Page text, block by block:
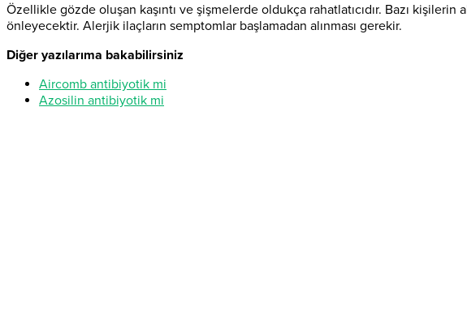
Özellikle gözde oluşan kaşıntı ve şişmelerde oldukça rahatlatıcıdır. Bazı
önleyecektir. Alerjik ilaçların semptomlar başlamadan alınması gerekir.
Diğer yazılarıma bakabilirsiniz
Aircomb antibiyotik mi
Azosilin antibiyotik mi